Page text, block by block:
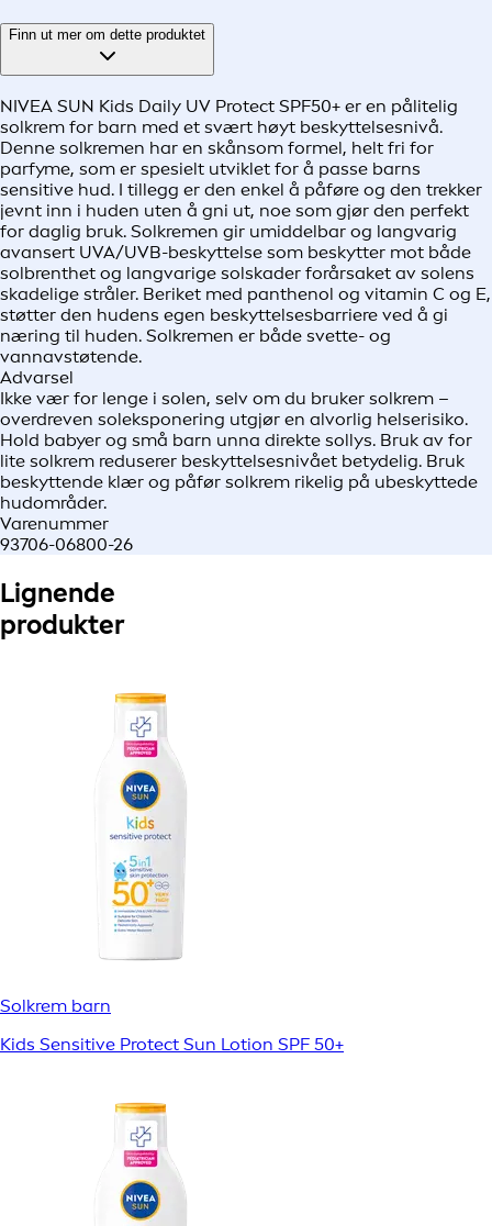
Finn ut mer om dette produktet
NIVEA SUN Kids Daily UV Protect SPF50+ er en pålitelig
solkrem for barn med et svært høyt beskyttelsesnivå.
Denne solkremen har en skånsom formel, helt fri for
parfyme, som er spesielt utviklet for å passe barns
sensitive hud. I tillegg er den enkel å påføre og den trekker
jevnt inn i huden uten å gni ut, noe som gjør den perfekt
for daglig bruk. Solkremen gir umiddelbar og langvarig
avansert UVA/UVB-beskyttelse som beskytter mot både
solbrenthet og langvarige solskader forårsaket av solens
skadelige stråler. Beriket med panthenol og vitamin C og E,
støtter den hudens egen beskyttelsesbarriere ved å gi
næring til huden. Solkremen er både svette- og
vannavstøtende.
Advarsel
Ikke vær for lenge i solen, selv om du bruker solkrem –
overdreven soleksponering utgjør en alvorlig helserisiko.
Hold babyer og små barn unna direkte sollys. Bruk av for
lite solkrem reduserer beskyttelsesnivået betydelig. Bruk
beskyttende klær og påfør solkrem rikelig på ubeskyttede
hudområder.
Varenummer
93706-06800-26
Lignende
produkter
Solkrem barn
Kids Sensitive Protect Sun Lotion SPF 50+